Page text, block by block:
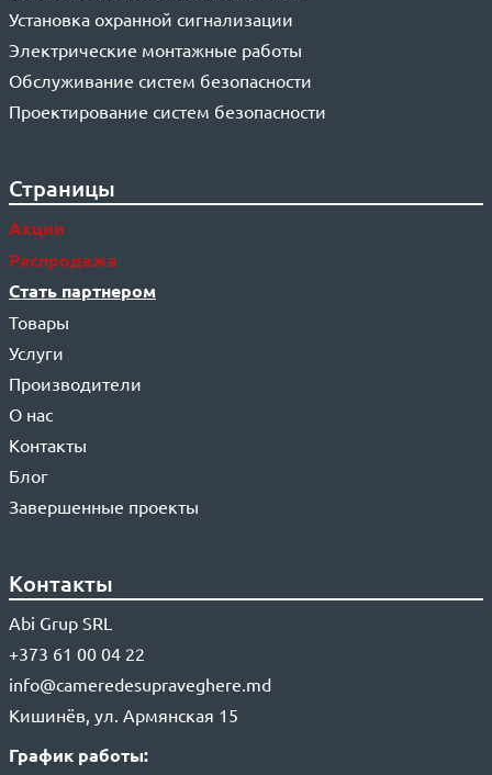
Установка охранной сигнализации
Электрические монтажные работы
Обслуживание систем безопасности
Проектирование систем безопасности
Страницы
Акции
Распродажа
Стать партнером
Товары
Услуги
Производители
О нас
Контакты
Блог
Завершенные проекты
Контакты
Abi Grup SRL
+373 61 00 04 22
info@cameredesupraveghere.md
Кишинёв, ул. Армянская 15
График работы: